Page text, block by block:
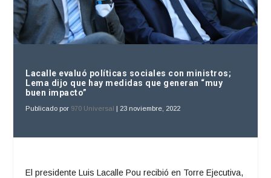
Lacalle evaluó políticas sociales con ministros;
Lema dijo que hay medidas que generan “muy
buen impacto”
Publicado por 970 Universal | 23 noviembre, 2022
El presidente Luis Lacalle Pou recibió en Torre Ejecutiva,